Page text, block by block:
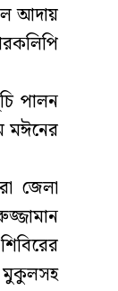
আদায়
পালন
মঈনের
জেলা
মুকুলসহ